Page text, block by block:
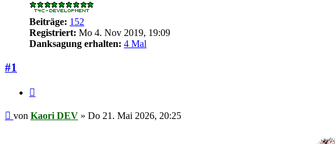
Beiträge: 152
Registriert: Mo 4. Nov 2019, 19:09
Danksagung erhalten: 4 Mal
#1
Beitrag
von Kaori DEV » Do 21. Mai 2026, 20:25